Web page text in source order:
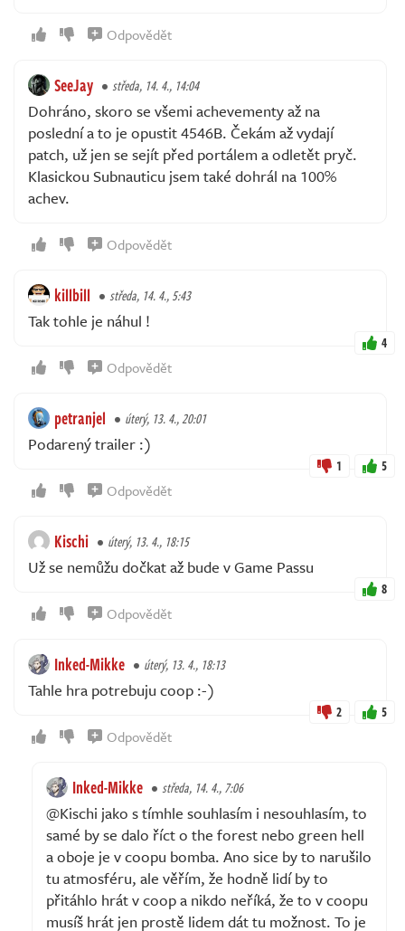
Odpovědět
SeeJay středa, 14. 4., 14:04
Dohráno, skoro se všemi achevementy až na
poslední a to je opustit 4546B. Čekám až vydají
patch, už jen se sejít před portálem a odletět pryč.
Klasickou Subnauticu jsem také dohrál na 100%
achev.
Odpovědět
killbill středa, 14. 4., 5:43
Tak tohle je náhul !
4
Odpovědět
petranjel úterý, 13. 4., 20:01
Podarený trailer :)
1 5
Odpovědět
Kischi úterý, 13. 4., 18:15
Už se nemůžu dočkat až bude v Game Passu
8
Odpovědět
Inked-Mikke úterý, 13. 4., 18:13
Tahle hra potrebuju coop :-)
2 5
Odpovědět
Inked-Mikke středa, 14. 4., 7:06
@Kischi jako s tímhle souhlasím i nesouhlasím, to
samé by se dalo říct o the forest nebo green hell
a oboje je v coopu bomba. Ano sice by to narušilo
tu atmosféru, ale věřím, že hodně lidí by to
přitáhlo hrát v coop a nikdo neříká, že to v coopu
musíš hrát jen prostě lidem dát tu možnost. To je